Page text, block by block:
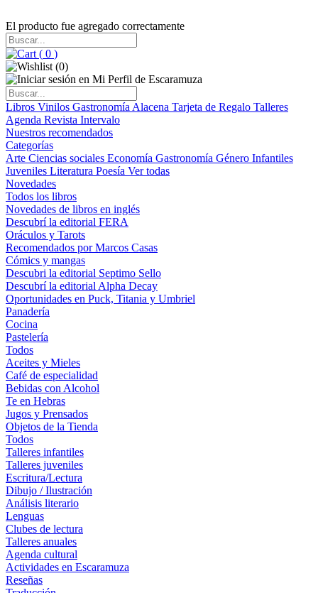
El producto fue agregado correctamente
( 0 )
(0)
Libros Vinilos Gastronomía Alacena Tarjeta de Regalo Talleres
Agenda Revista Intervalo
Nuestros recomendados
Categorías
Arte Ciencias sociales Economía Gastronomía Género Infantiles
Juveniles Literatura Poesía Ver todas
Novedades
Todos los libros
Novedades de libros en inglés
Descubrí la editorial FERA
Oráculos y Tarots
Recomendados por Marcos Casas
Cómics y mangas
Descubri la editorial Septimo Sello
Descubrí la editorial Alpha Decay
Oportunidades en Puck, Titania y Umbriel
Panadería
Cocina
Pastelería
Todos
Aceites y Mieles
Café de especialidad
Bebidas con Alcohol
Te en Hebras
Jugos y Prensados
Objetos de la Tienda
Todos
Talleres infantiles
Talleres juveniles
Escritura/Lectura
Dibujo / Ilustración
Análisis literario
Lenguas
Clubes de lectura
Talleres anuales
Agenda cultural
Actividades en Escaramuza
Reseñas